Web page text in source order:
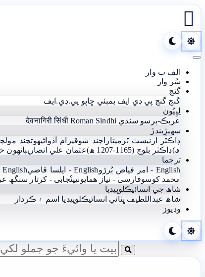

Toggle navigation
الف ب وار
سُر وار
گنج
گنج گنج پي ڊي ايف بمبئي ڇاپو پي.ڊي.ايف
لِپِيُون
عربڪ-پرسو سنڌي
देवनागिरी सिंधी Roman Sindhi
سھيڙِيندڙَ
ڊاڪٽر ارنيسٽ ٽرمپتاراچند شوقيرام آڏواڻيھوتچند
ھ)ڊاڪٽر بلوچ (1165-1207 ھ) عثمان علي انصاريٻانهون
ترجما
English - امر فياض ٻُرڙو
English - ايلسا قاضي English - محمد يعقوب آغا
محمد کوسوفارسی - نياز ھمايونيپنْجابی - کرتار سنگھ
شاھ جي انسائيڪلوپيڊيا
شاھ عبداللطيف ڀٽائي انسائيڪلوپيڊيا اسم ۽ ڪردار
وڊيوز